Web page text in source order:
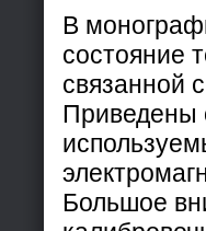
В
состояние
связанной
Приведены
Большое